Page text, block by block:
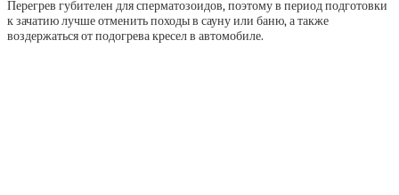
Перегрев губителен для сперматозоидов, поэтому в период подготовки
к зачатию лучше отменить походы в сауну или баню, а также
воздержаться от подогрева кресел в автомобиле.